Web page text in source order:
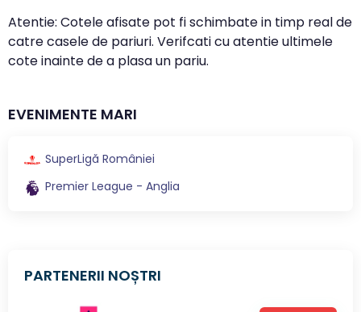
Atentie: Cotele afisate pot fi schimbate in timp real de
catre casele de pariuri. Verifcati cu atentie ultimele
cote inainte de a plasa un pariu.
EVENIMENTE MARI
SuperLigă României
Premier League - Anglia
PARTENERII NOȘTRI